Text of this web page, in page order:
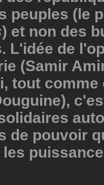
peuples (le
) et non des
L'idée de
(Samir
tout comme
de pouvoir